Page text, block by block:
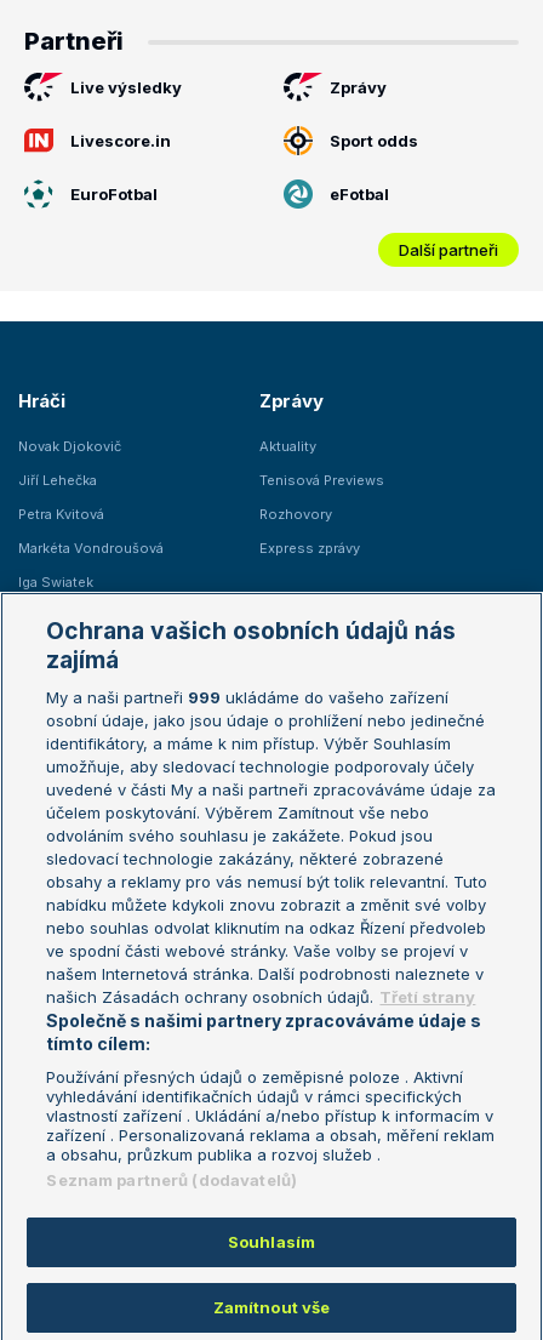
Partneři
Live výsledky Zprávy
Livescore.in Sport odds
EuroFotbal eFotbal
Další partneři
Hráči
Novak Djokovič
Jiří Lehečka
Petra Kvitová
Markéta Vondroušová
Iga Swiatek
Zprávy
Aktuality
Tenisová Previews
Rozhovory
Express zprávy
Žebříčky
Žebříček ATP (muži)
Žebříček WTA (ženy)
Sázkařský žebříček
Australian Open
French Open
Wimbledon
US Open
Turnaj mistrů
Turnaj mistryň
Aktualní trendy
Fotbalové přestupy
Livesport Daily
LS Prague Open
Podmínky užití
Nastavení soukromí
GDPR a žurnalistika
Reklama
Kontakt
Informace o zpracování osobních
údajů
Copyright © 2008-2026 TenisPortal.cz. Využíváme zpravodajství ČTK.
Ochrana vašich osobních údajů nás
zajímá
My a naši partneři 999 ukládáme do vašeho zařízení
osobní údaje, jako jsou údaje o prohlížení nebo jedinečné
identifikátory, a máme k nim přístup. Výběr Souhlasím
umožňuje, aby sledovací technologie podporovaly účely
uvedené v části My a naši partneři zpracováváme údaje za
účelem poskytování. Výběrem Zamítnout vše nebo
odvoláním svého souhlasu je zakážete. Pokud jsou
sledovací technologie zakázány, některé zobrazené
obsahy a reklamy pro vás nemusí být tolik relevantní. Tuto
nabídku můžete kdykoli znovu zobrazit a změnit své volby
nebo souhlas odvolat kliknutím na odkaz Řízení předvoleb
ve spodní části webové stránky. Vaše volby se projeví v
našem Internetová stránka. Další podrobnosti naleznete v
našich Zásadách ochrany osobních údajů. Třetí strany
Společně s našimi partnery zpracováváme údaje s
tímto cílem:
Používání přesných údajů o zeměpisné poloze . Aktivní
vyhledávání identifikačních údajů v rámci specifických
vlastností zařízení . Ukládání a/nebo přístup k informacím v
zařízení . Personalizovaná reklama a obsah, měření reklam
a obsahu, průzkum publika a rozvoj služeb .
Seznam partnerů (dodavatelů)
Souhlasím
Zamítnout vše